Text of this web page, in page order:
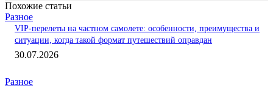
Похожие статьи
Разное
VIP-перелеты на частном самолете: особенности, преимущества и
ситуации, когда такой формат путешествий оправдан
30.07.2026
Разное